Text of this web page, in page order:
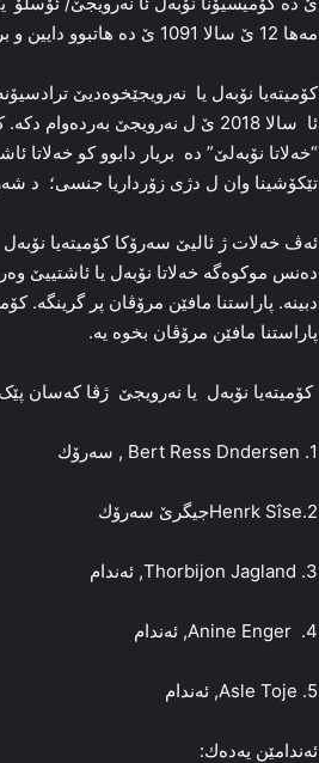
مه‌ها 12 ێ سالا 1091 ێ ده‌ هاتبوو دایین و بریارکرن.
ئا سالا 2018 ێ ل نه‌رویجێ
تێکۆشینا وان ل دژی زۆرداریا جنسی؛ د
ئه‌ڤ خه‌لات ژ ئالیێ سه‌رۆکا کۆمیته‌یا نۆبه‌ل
ده‌نس موکوه‌گه‌ خه‌لاتا نۆبه‌ل یا ئاشتییێ وه‌ر
دبینه‌. پاراستنا مافێن مرۆڤان پر گرینگه‌.
پاراستنا مافێن مرۆڤان بخوه‌ یه‌.
کۆمیته‌یا نۆبه‌ل یا نه‌رویجێ ژڤا که‌سان
1. Bert Ress Dndersen , سەرۆك
2.Henrk Sîseجیگرێ سەرۆك
3. Thorbijon Jagland, ئەندام
4. Anine Enger, ئەندام
5. Asle Toje, ئەندام
ئەندامێن یەدەك: